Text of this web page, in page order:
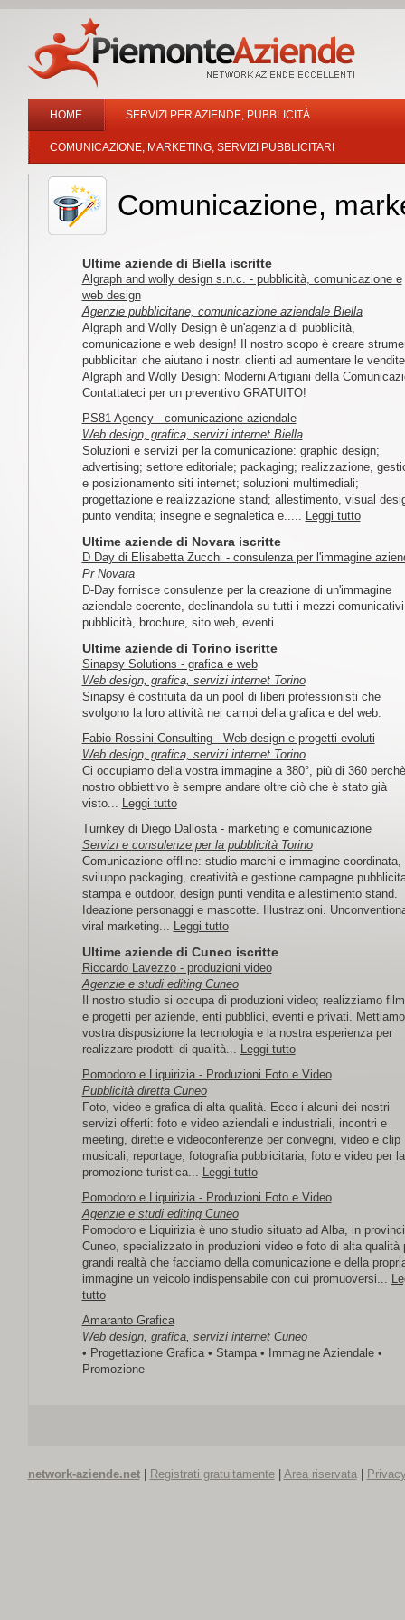
HOME SERVIZI PER AZIENDE, PUBBLICITÀ
COMUNICAZIONE, MARKETING, SERVIZI PUBBLICITARI
Comunicazione,
Ultime aziende di Biella iscritte
Algraph and wolly design s.n.c. - pubblicità, comunicazione e
web design
Agenzie pubblicitarie, comunicazione aziendale Biella
Algraph and Wolly Design è un'agenzia di pubblicità,
comunicazione e web design! Il nostro scopo è creare
pubblicitari che aiutano i nostri clienti ad aumentare le
Algraph and Wolly Design: Moderni Artigiani della
Contattateci per un preventivo GRATUITO!
PS81 Agency - comunicazione aziendale
Web design, grafica, servizi internet Biella
Soluzioni e servizi per la comunicazione: graphic design;
advertising; settore editoriale; packaging; realizzazione,
e posizionamento siti internet; soluzioni multimediali;
progettazione e realizzazione stand; allestimento, visual
punto vendita; insegne e segnaletica e..... Leggi tutto
Ultime aziende di Novara iscritte
D Day di Elisabetta Zucchi - consulenza per l'immagine
Pr Novara
D-Day fornisce consulenze per la creazione di un'immagine
aziendale coerente, declinandola su tutti i mezzi
pubblicità, brochure, sito web, eventi.
Ultime aziende di Torino iscritte
Sinapsy Solutions - grafica e web
Web design, grafica, servizi internet Torino
Sinapsy è costituita da un pool di liberi professionisti che
svolgono la loro attività nei campi della grafica e del web.
Fabio Rossini Consulting - Web design e progetti evoluti
Web design, grafica, servizi internet Torino
Ci occupiamo della vostra immagine a 380°, più di 360
nostro obbiettivo è sempre andare oltre ciò che è stato già
visto... Leggi tutto
Turnkey di Diego Dallosta - marketing e comunicazione
Servizi e consulenze per la pubblicità Torino
Comunicazione offline: studio marchi e immagine coordinata,
sviluppo packaging, creatività e gestione campagne
stampa e outdoor, design punti vendita e allestimento stand.
Ideazione personaggi e mascotte. Illustrazioni.
viral marketing... Leggi tutto
Ultime aziende di Cuneo iscritte
Riccardo Lavezzo - produzioni video
Agenzie e studi editing Cuneo
Il nostro studio si occupa di produzioni video; realizziamo
e progetti per aziende, enti pubblici, eventi e privati.
vostra disposizione la tecnologia e la nostra esperienza per
realizzare prodotti di qualità... Leggi tutto
Pomodoro e Liquirizia - Produzioni Foto e Video
Pubblicità diretta Cuneo
Foto, video e grafica di alta qualità. Ecco i alcuni dei nostri
servizi offerti: foto e video aziendali e industriali, incontri e
meeting, dirette e videoconferenze per convegni, video e clip
musicali, reportage, fotografia pubblicitaria, foto e video per la
promozione turistica... Leggi tutto
Pomodoro e Liquirizia - Produzioni Foto e Video
Agenzie e studi editing Cuneo
Pomodoro e Liquirizia è uno studio situato ad Alba, in
Cuneo, specializzato in produzioni video e foto di alta qualità
grandi realtà che facciamo della comunicazione e della
immagine un veicolo indispensabile con cui promuoversi...
tutto
Amaranto Grafica
Web design, grafica, servizi internet Cuneo
• Progettazione Grafica • Stampa • Immagine Aziendale •
Promozione
network-aziende.net| Registrati gratuitamente| Area riservata|